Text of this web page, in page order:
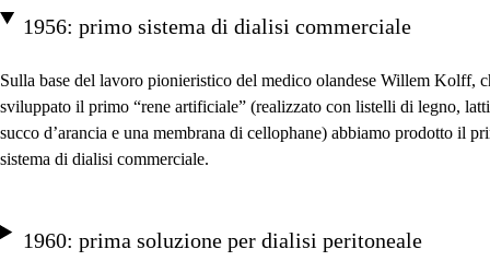
1956: primo sistema di dialisi commerciale
Sulla base del lavoro pionieristico del medico olandese Willem Kolff,
sviluppato il primo “rene artificiale” (realizzato con listelli di legno,
succo d’arancia e una membrana di cellophane) abbiamo prodotto il
sistema di dialisi commerciale.
1960: prima soluzione per dialisi peritoneale